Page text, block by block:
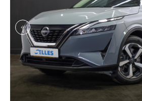
Diensten
Werkplaats
Over ons
Verkocht